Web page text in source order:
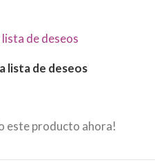
de deseos
lista de deseos
este producto ahora!